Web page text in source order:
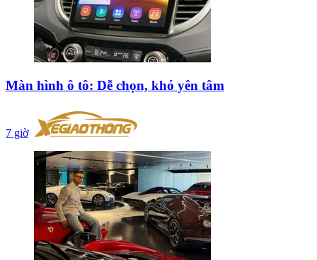
Màn hình ô tô: Dễ chọn, khó yên tâm
7 giờ